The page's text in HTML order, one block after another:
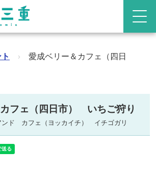
›
愛成ベリー＆カフェ（四日
フェ（四日市） いちご狩り
ド カフェ（ヨッカイチ） イチゴガリ